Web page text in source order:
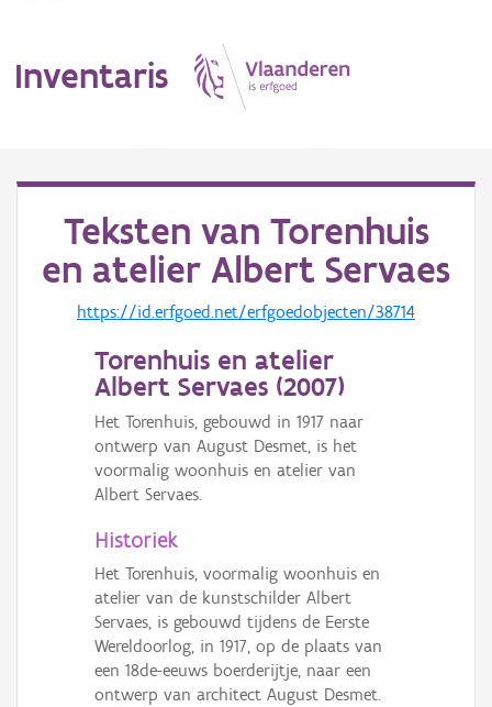
Inventaris
Erfgoedobject
Aanduidingsobject
Gebeurtenis
Persoon of collectief
Teksten van Torenhuis
en atelier Albert Servaes
https://id.erfgoed.net/erfgoedobjecten/38714
Torenhuis en atelier
Albert Servaes (2007)
Het Torenhuis, gebouwd in 1917 naar
ontwerp van August Desmet, is het
voormalig woonhuis en atelier van
Albert Servaes.
Historiek
Het Torenhuis, voormalig woonhuis en
atelier van de kunstschilder Albert
Servaes, is gebouwd tijdens de Eerste
Wereldoorlog, in 1917, op de plaats van
een 18de-eeuws boerderijtje, naar een
ontwerp van architect August Desmet.